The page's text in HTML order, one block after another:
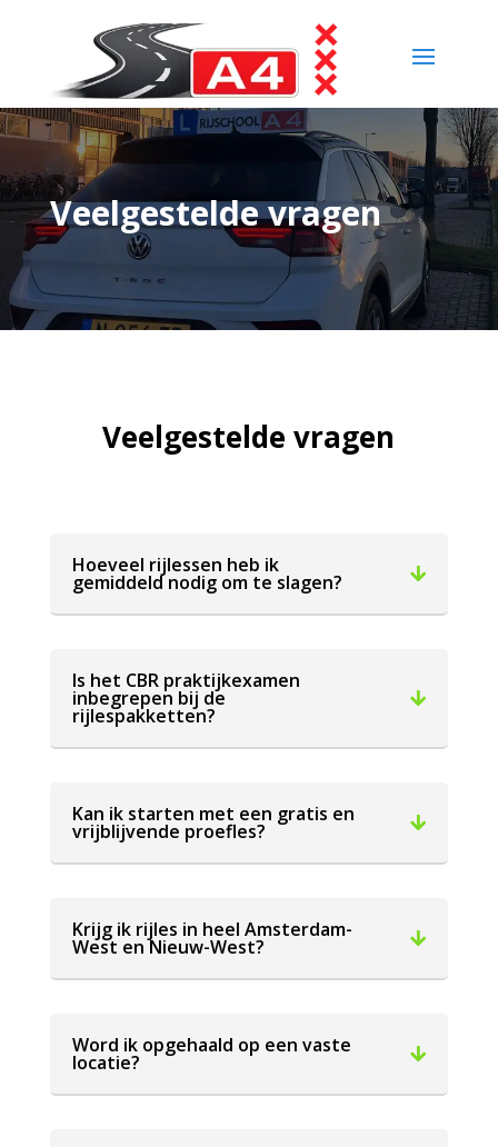
Veelgestelde vragen
Veelgestelde vragen
Hoeveel rijlessen heb ik
gemiddeld nodig om te slagen?
Is het CBR praktijkexamen
inbegrepen bij de
rijlespakketten?
Kan ik starten met een gratis en
vrijblijvende proefles?
Krijg ik rijles in heel Amsterdam-
West en Nieuw-West?
Word ik opgehaald op een vaste
locatie?